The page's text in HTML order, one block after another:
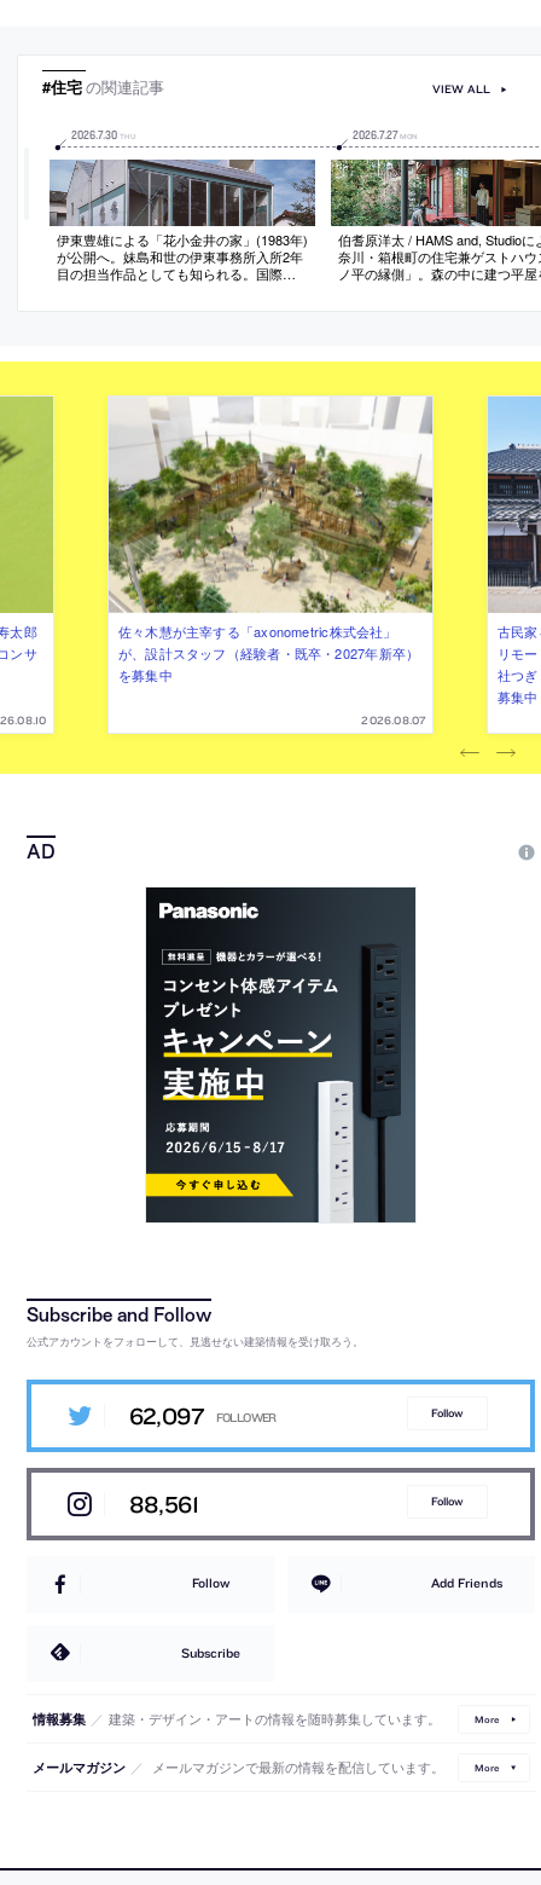
#住宅の関連記事
2026.7.30 THU
伊東豊雄による「花小金井の家」(1983年)
が公開へ。妹島和世の伊東事務所入所2年
目の担当作品としても知られる。国際文
担う
2026.7.27 MON
伯耆原洋太 / HAMS and, Studioに
奈川・箱根町の住宅兼ゲストハウ
ノ平の縁側」。森の中に建つ平屋
の構成に着目し、内外を繋ぐと共
と外の新たな関係に寄与
VIEW ALL
太郎
ンサ
佐々木慧が主宰する「axonometric株式会社」
が、設計スタッフ（経験者・既卒・2027年新卒）
を募集中
2026.08.07
古民
リモ
社つ
募集中
公式アカウントをフォローして、見逃せない建築情報を受け取ろう。
62,097 Follow
88,561 Follow
Follow Add Friends
Subscribe
情報募集 ／ 建築・デザイン・アートの情報を随時募集しています。 More
メールマガジン ／ メールマガジンで最新の情報を配信しています。 More